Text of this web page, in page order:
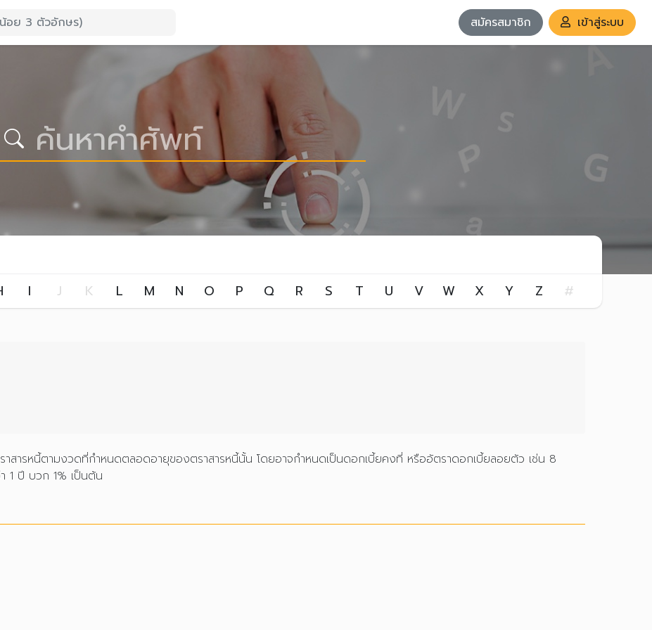
สมัครสมาชิก เข้าสู่ระบบ
I J K L M N O P Q R S T U V W X Y Z #
าสารหนี้ตามงวดที่กำหนดตลอดอายุของตราสารหนี้นั้น โดยอาจกำหนดเป็นดอกเบี้ยคงที่ หรืออัตราดอกเบี้ยลอยตัว เช่น 8
1 ปี บวก 1% เป็นต้น